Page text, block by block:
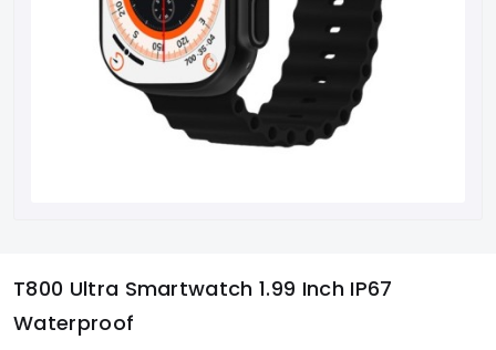
T800 Ultra Smartwatch 1.99 Inch IP67
Waterproof